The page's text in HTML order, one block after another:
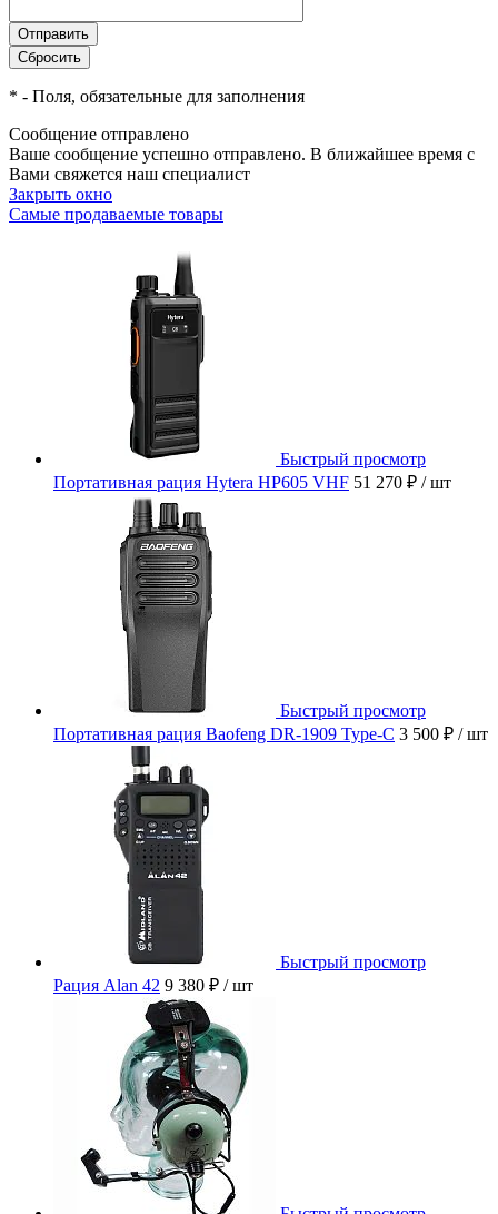
* - Поля, обязательные для заполнения
Сообщение отправлено
Ваше сообщение успешно отправлено. В ближайшее время с
Вами свяжется наш специалист
Закрыть окно
Самые продаваемые товары
Быстрый просмотр
Портативная рация Hytera HP605 VHF 51 270 ₽ / шт
Быстрый просмотр
Портативная рация Baofeng DR-1909 Type-C 3 500 ₽ / шт
Быстрый просмотр
Рация Alan 42 9 380 ₽ / шт